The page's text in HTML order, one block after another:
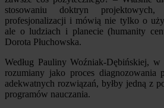
stosowaniu doktryn
profesjonalizacji i mówią nie tylko o
ale o ludziach i planecie (humanity
Dorota Płuchowska.
Według Pauliny Woźniak-Dębińskiej,
rozumiany jako proces diagnozowania
adekwatnych rozwiązań, byłby jedną z
programów nauczania.